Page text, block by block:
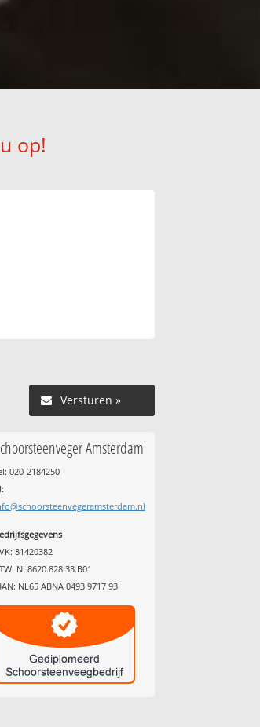
op!
Versturen »
Amsterdam
020-2184250
81420382
NL8620.828.33.B01
NL65 ABNA 0493 9717 93